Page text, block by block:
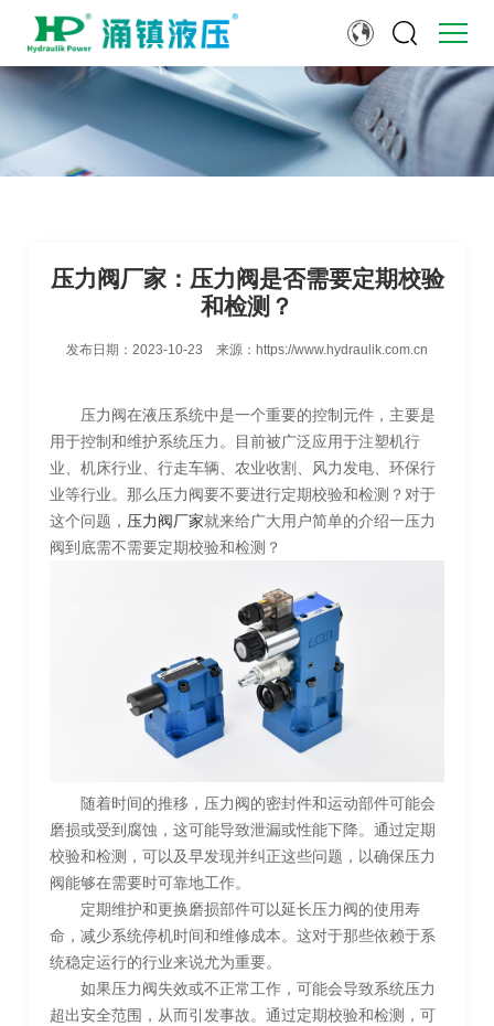
压力阀厂家：压力阀是否需要定期校验
和检测？
发布日期： 2023-10-23 来源： https://www.hydraulik.com.cn
压力阀在液压系统中是一个重要的控制元件，主要是
用于控制和维护系统压力。目前被广泛应用于注塑机行
业、机床行业、行走车辆、农业收割、风力发电、环保行
业等行业。那么压力阀要不要进行定期校验和检测？对于
这个问题， 压力阀厂家就来给广大用户简单的介绍一压力
阀到底需不需要定期校验和检测？
随着时间的推移，压力阀的密封件和运动部件可能会
磨损或受到腐蚀，这可能导致泄漏或性能下降。通过定期
校验和检测，可以及早发现并纠正这些问题，以确保压力
阀能够在需要时可靠地工作。
定期维护和更换磨损部件可以延长压力阀的使用寿
命，减少系统停机时间和维修成本。这对于那些依赖于系
统稳定运行的行业来说尤为重要。
如果压力阀失效或不正常工作，可能会导致系统压力
超出安全范围，从而引发事故。通过定期校验和检测，可